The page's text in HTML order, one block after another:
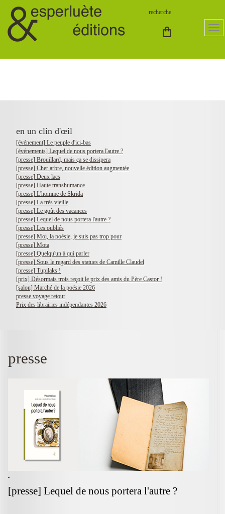
en un clin d'œil
[événement] Le peuple d'ici-bas
[événements] Lequel de nous portera l'autre ?
[presse] Brouillard, mais ça se dissipera
[presse] Cher arbre, nouvelle édition augmentée
[presse] Deux lacs
[presse] Haute transhumance
[presse] L'homme de Skrida
[presse] La très vieille
[presse] Le goût des vacances
[presse] Lequel de nous portera l'autre ?
[presse] Les oubliés
[presse] Moi, la poésie, je suis pas trop pour
[presse] Mota
[presse] Quelqu'un à qui parler
[presse] Sous le regard des statues de Camille Claudel
[presse] Tupilaks !
[prix] Désormais trois reçoit le prix des amis du Père Castor !
[salon] Marché de la poésie 2026
presse voyage retour
Prix des librairies indépendantes 2026
presse
[presse] Lequel de nous portera l'autre ?